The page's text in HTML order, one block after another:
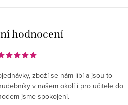
hodnocení
zboží se nám líbí a jsou to
v našem okolí i pro učitele do
jsme spokojeni.